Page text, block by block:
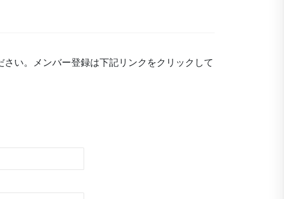
い。メンバー登録は下記リンクをクリックして